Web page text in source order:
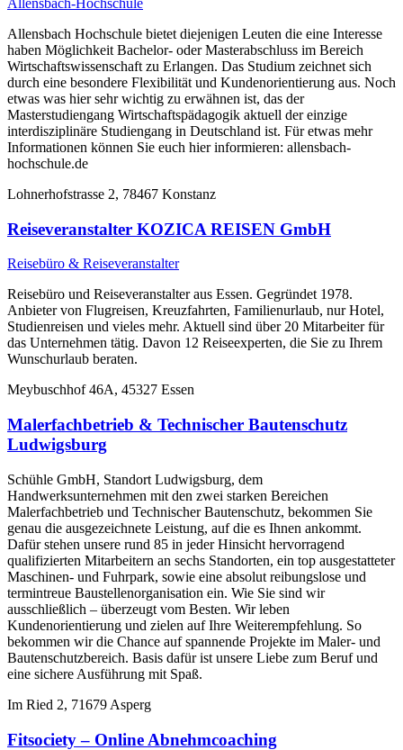
Allensbach-Hochschule
Allensbach Hochschule bietet diejenigen Leuten die eine Interesse
haben Möglichkeit Bachelor- oder Masterabschluss im Bereich
Wirtschaftswissenschaft zu Erlangen. Das Studium zeichnet sich
durch eine besondere Flexibilität und Kundenorientierung aus. Noch
etwas was hier sehr wichtig zu erwähnen ist, das der
Masterstudiengang Wirtschaftspädagogik aktuell der einzige
interdisziplinäre Studiengang in Deutschland ist. Für etwas mehr
Informationen können Sie euch hier informieren: allensbach-
hochschule.de
Lohnerhofstrasse 2, 78467 Konstanz
Reiseveranstalter KOZICA REISEN GmbH
Reisebüro & Reiseveranstalter
Reisebüro und Reiseveranstalter aus Essen. Gegründet 1978.
Anbieter von Flugreisen, Kreuzfahrten, Familienurlaub, nur Hotel,
Studienreisen und vieles mehr. Aktuell sind über 20 Mitarbeiter für
das Unternehmen tätig. Davon 12 Reiseexperten, die Sie zu Ihrem
Wunschurlaub beraten.
Meybuschhof 46A, 45327 Essen
Malerfachbetrieb & Technischer Bautenschutz
Ludwigsburg
Schühle GmbH, Standort Ludwigsburg, dem
Handwerksunternehmen mit den zwei starken Bereichen
Malerfachbetrieb und Technischer Bautenschutz, bekommen Sie
genau die ausgezeichnete Leistung, auf die es Ihnen ankommt.
Dafür stehen unsere rund 85 in jeder Hinsicht hervorragend
qualifizierten Mitarbeitern an sechs Standorten, ein top ausgestatteter
Maschinen- und Fuhrpark, sowie eine absolut reibungslose und
termintreue Baustellenorganisation ein. Wie Sie sind wir
ausschließlich – überzeugt vom Besten. Wir leben
Kundenorientierung und zielen auf Ihre Weiterempfehlung. So
bekommen wir die Chance auf spannende Projekte im Maler- und
Bautenschutzbereich. Basis dafür ist unsere Liebe zum Beruf und
eine sichere Ausführung mit Spaß.
Im Ried 2, 71679 Asperg
Fitsociety – Online Abnehmcoaching